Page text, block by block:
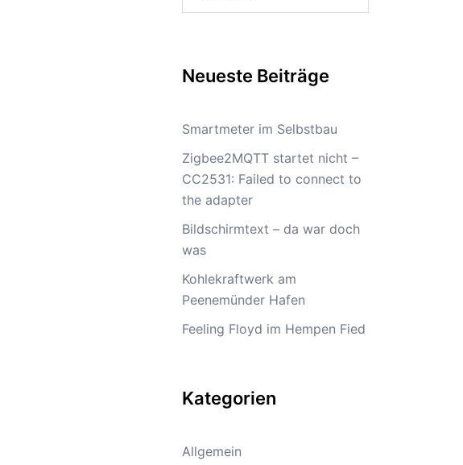
Neueste Beiträge
Smartmeter im Selbstbau
Zigbee2MQTT startet nicht –
CC2531: Failed to connect to
the adapter
Bildschirmtext – da war doch
was
Kohlekraftwerk am
Peenemünder Hafen
Feeling Floyd im Hempen Fied
Kategorien
Allgemein